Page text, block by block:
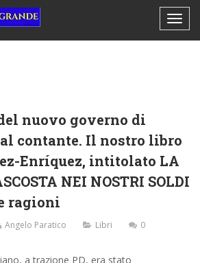
nuovo governo di
contante. Il nostro libro
Enríquez, intitolato LA
NEI NOSTRI SOLDI
ragioni
Angelo Paratico Libri 0
a trazione PD, era stato